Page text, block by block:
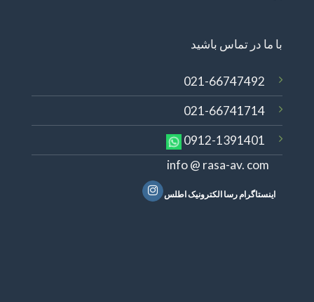
با ما در تماس باشید
021-66747492
021-66741714
0912-1391401
info @ rasa-av. com
اینستاگرام رسا الکترونیک اطلس